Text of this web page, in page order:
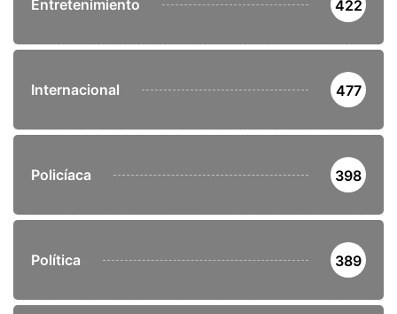
Entretenimiento 422
Internacional 477
Policíaca 398
Política 389